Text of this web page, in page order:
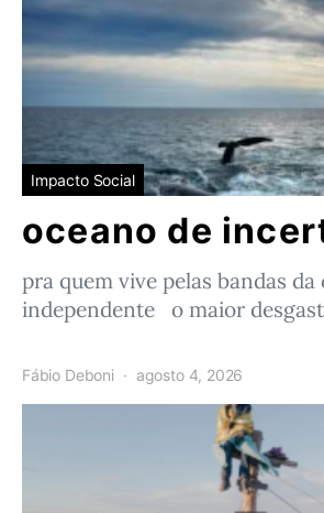
Impacto Social
oceano de
pra quem vive pelas bandas
independente o maior
Fábio Deboni agosto 4, 2026